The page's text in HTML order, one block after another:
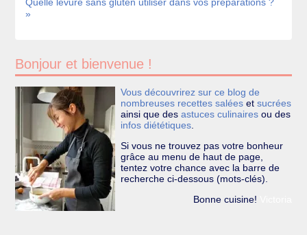
»
Bonjour et bienvenue !
Vous découvrirez sur ce blog de
nombreuses recettes saléeset sucrées
ainsi que des astuces culinairesou des
infos diététiques.
Si vous ne trouvez pas votre bonheur
grâce au menu de haut de page,
tentez votre chance avec la barre de
recherche ci-dessous (mots-clés).
Bonne cuisine!